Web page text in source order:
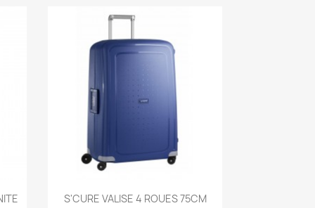
Aperçu rapide
S'CURE VALISE 4 ROUES 75CM